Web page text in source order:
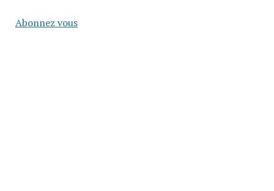
Abonnez vous